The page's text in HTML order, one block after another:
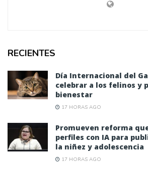
RECIENTES
Día Internacional del
celebrar a los felinos y
bienestar
17 HORAS AGO
Promueven reforma
perfiles con IA para
la niñez y adolescencia
17 HORAS AGO